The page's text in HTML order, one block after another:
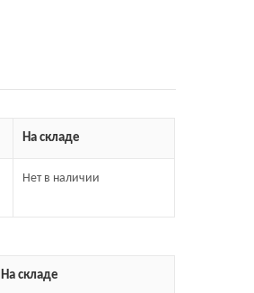
На складе
Нет в наличии
На складе